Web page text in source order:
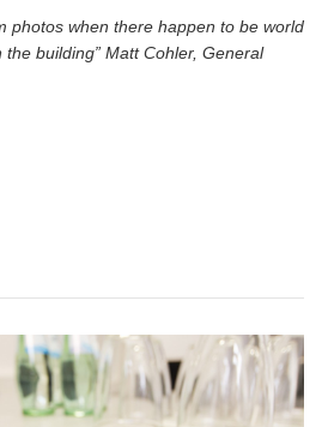
photos when there happen to be world
building” Matt Cohler, General